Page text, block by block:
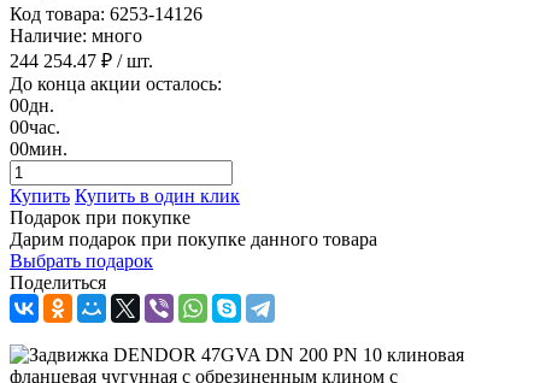
Код товара: 6253-14126
Наличие: много
244 254.47 ₽ / шт.
До конца акции осталось:
00дн.
00час.
00мин.
Купить Купить в один клик
Подарок при покупке
Дарим подарок при покупке данного товара
Выбрать подарок
Поделиться